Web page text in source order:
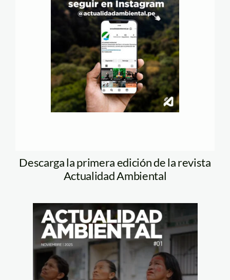
Descarga la primera edición de la revista
Actualidad Ambiental